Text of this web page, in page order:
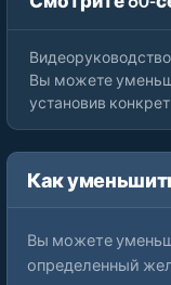
Вы можете
установив
Как
Вы можете
определенный